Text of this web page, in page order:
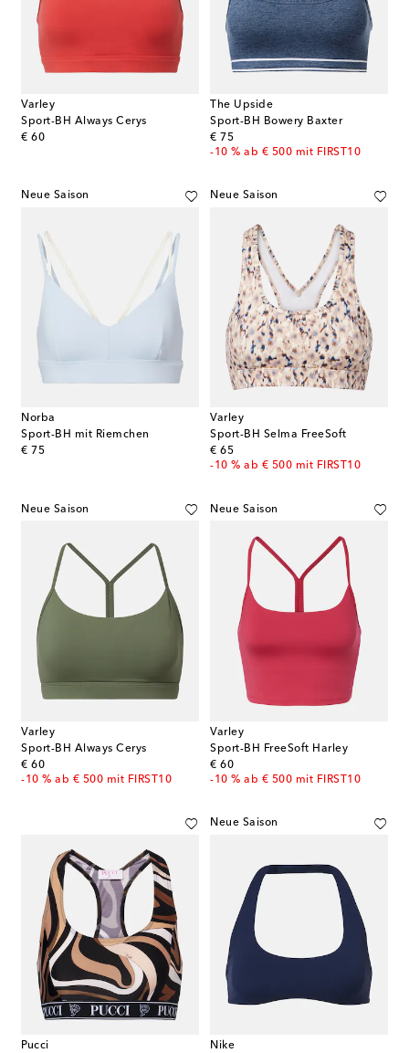
Varley
Sport-BH Always Cerys
€ 60
original price
The Upside
Sport-BH Bowery Baxter
€ 75
original price
-10 % ab € 500 mit FIRST10
Neue Saison
Norba
Sport-BH mit Riemchen
€ 75
original price
Neue Saison
Varley
Sport-BH Selma FreeSoft
€ 65
original price
-10 % ab € 500 mit FIRST10
Neue Saison
Varley
Sport-BH Always Cerys
€ 60
original price
-10 % ab € 500 mit FIRST10
Neue Saison
Varley
Sport-BH FreeSoft Harley
€ 60
original price
-10 % ab € 500 mit FIRST10
Pucci
Neue Saison
Nike